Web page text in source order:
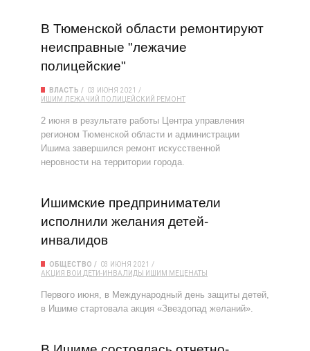
В Тюменской области ремонтируют
неисправные "лежачие
полицейские"
ВЛАСТЬ
03 ИЮНЯ 2021
ИШИМ ЛЕЖАЧИЙ ПОЛИЦЕЙСКИЙ РЕМОНТ
2 июня в результате работы Центра управления
регионом Тюменской области и администрации
Ишима завершился ремонт искусственной
неровности на территории города.
Ишимские предприниматели
исполнили желания детей-
инвалидов
ОБЩЕСТВО
03 ИЮНЯ 2021
АКЦИЯ ВОИ ДЕТИ-ИНВАЛИДЫ ИШИМ МЕЦЕНАТЫ
Первого июня, в Международный день защиты детей,
в Ишиме стартовала акция «Звездопад желаний».